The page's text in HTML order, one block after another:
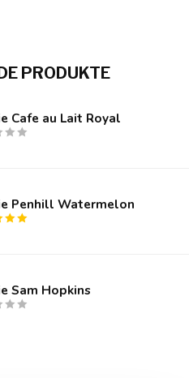
PRODUKTE
Cafe au Lait Royal
Penhill Watermelon
Sam Hopkins